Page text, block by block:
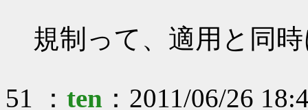
規制って、適用と同
51 ： ten ：2011/06/26